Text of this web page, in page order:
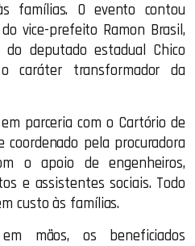
famílias. O evento contou
vice-prefeito Ramon Brasil,
do deputado estadual Chico
caráter transformador da
parceria com o Cartório de
pela procuradora
o apoio de engenheiros,
e assistentes sociais. Todo
custo às famílias.
mãos, os beneficiados